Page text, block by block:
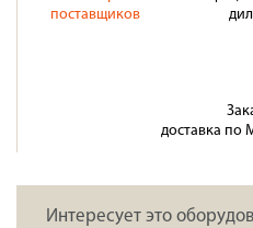
поставщиков
доставка по
Интересует это